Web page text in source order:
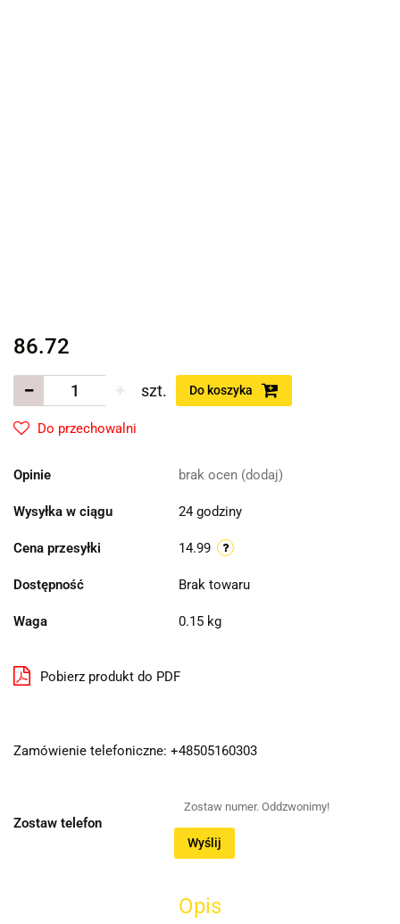
86.72
szt. Do koszyka
Do przechowalni
Opinie brak ocen (dodaj)
Wysyłka w ciągu 24 godziny
Cena przesyłki 14.99
Dostępność Brak towaru
Waga 0.15 kg
Pobierz produkt do PDF
Zamówienie telefoniczne: +48505160303
Zostaw telefon
Wyślij
Opis